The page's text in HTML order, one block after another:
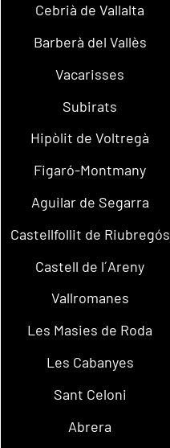
Cebrià de Vallalta
Barberà del Vallès
Vacarisses
Subirats
Hipòlit de Voltregà
Figaró-Montmany
Aguilar de Segarra
Castellfollit de Riubregós
Castell de l´Areny
Vallromanes
Les Masies de Roda
Les Cabanyes
Sant Celoni
Abrera